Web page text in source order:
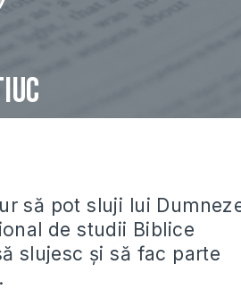
să pot sluji lui
de studii Biblice
slujesc și să fac parte